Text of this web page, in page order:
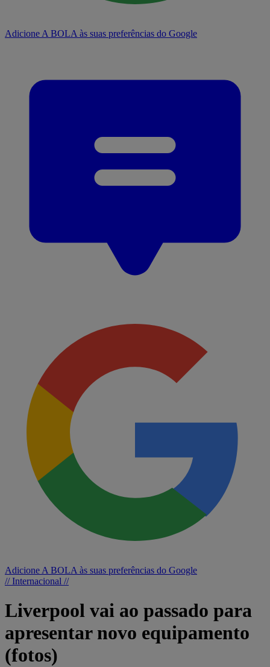
Adicione A BOLA às suas preferências do Google
Adicione A BOLA às suas preferências do Google
// Internacional //
Liverpool vai ao passado para
apresentar novo equipamento
(fotos)